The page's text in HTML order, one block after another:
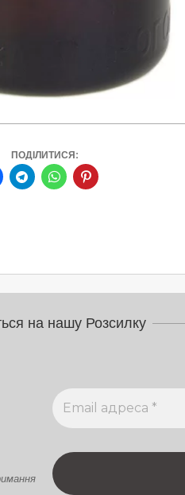
ПОДІЛИТИСЯ:
на нашу Розсилку